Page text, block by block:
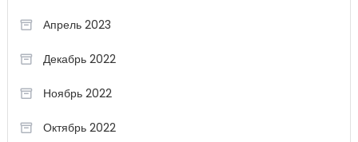
Апрель 2023
Декабрь 2022
Ноябрь 2022
Октябрь 2022